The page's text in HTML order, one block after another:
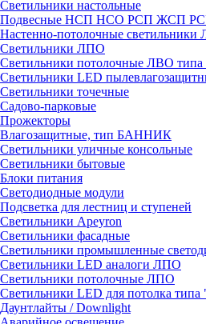
Светильники настольные
Подвесные НСП НСО РСП ЖСП
Настенно-потолочные
Светильники ЛПО
Светильники потолочные ЛВО типа
Светильники LED
Светильники точечные
Садово-парковые
Прожекторы
Влагозащитные, тип БАННИК
Светильники уличные консольные
Светильники бытовые
Блоки питания
Светодиодные модули
Подсветка для лестниц и ступеней
Светильники Apeyron
Светильники фасадные
Светильники промышленные
Светильники LED аналоги ЛПО
Светильники потолочные ЛПО
Светильники LED для потолка типа
Даунтлайты / Downlight